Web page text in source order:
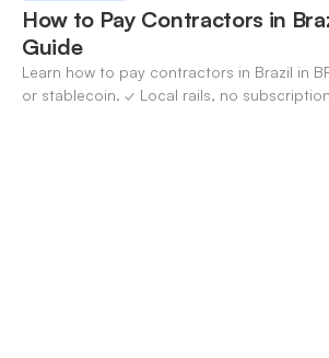
How to Pay Contractors in
Guide
Learn how to pay contractors in Brazil in
or stablecoin. ✓ Local rails, no